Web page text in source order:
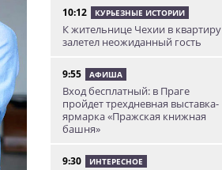
10:12 КУРЬЕЗНЫЕ ИСТОРИИ
К жительнице Чехии в квартиру
залетел неожиданный гость
9:55 АФИША
Вход бесплатный: в Праге
пройдет трехдневная выставка-
ярмарка «Пражская книжная
башня»
9:30 ИНТЕРЕСНОЕ